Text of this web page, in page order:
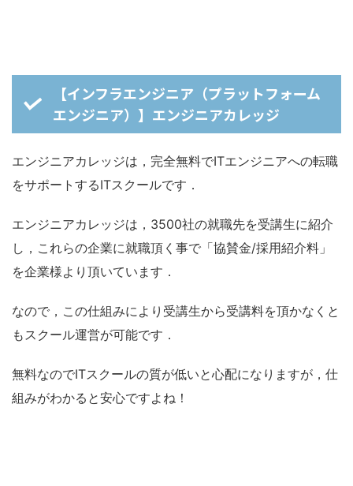
【インフラエンジニア（プラットフォーム
エンジニア）】エンジニアカレッジ
エンジニアカレッジは，完全無料でITエンジニアへの転職
をサポートするITスクールです．
エンジニアカレッジは，3500社の就職先を受講生に紹介
し，これらの企業に就職頂く事で「協賛金/採用紹介料」
を企業様より頂いています．
なので，この仕組みにより受講生から受講料を頂かなくと
もスクール運営が可能です．
無料なのでITスクールの質が低いと心配になりますが，仕
組みがわかると安心ですよね！